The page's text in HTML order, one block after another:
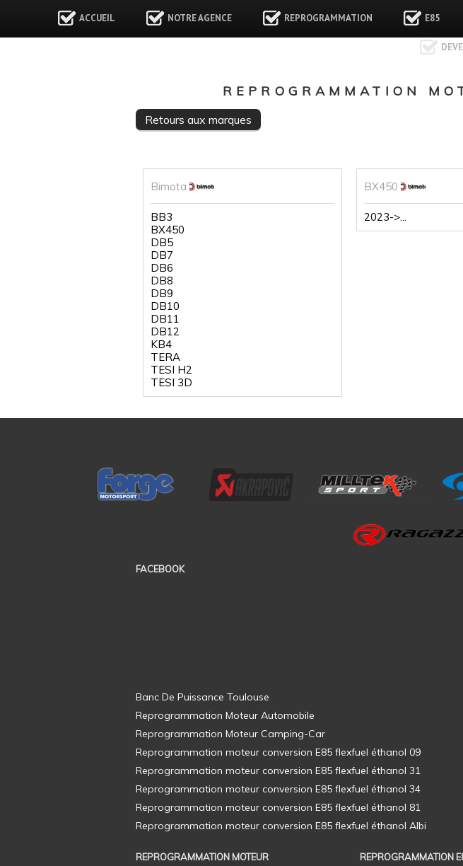
ACCUEIL NOTRE AGENCE REPROGRAMMATION E85
REPROGRAMMATION
Retours aux marques
Bimota
BB3
BX450
DB5
DB7
DB6
DB8
DB9
DB10
DB11
DB12
KB4
TERA
TESI H2
TESI 3D
BX450
2023->...
FACEBOOK
REPROGRAMMATION MOTEUR REPROGRAMMATION
Banc De Puissance Toulouse
Reprogrammation Moteur Automobile
Reprogrammation Moteur Camping-Car
Reprogrammation moteur conversion E85 flexfuel éthanol 09
Reprogrammation moteur conversion E85 flexfuel éthanol 31
Reprogrammation moteur conversion E85 flexfuel éthanol 34
Reprogrammation moteur conversion E85 flexfuel éthanol 81
Reprogrammation moteur conversion E85 flexfuel éthanol Albi